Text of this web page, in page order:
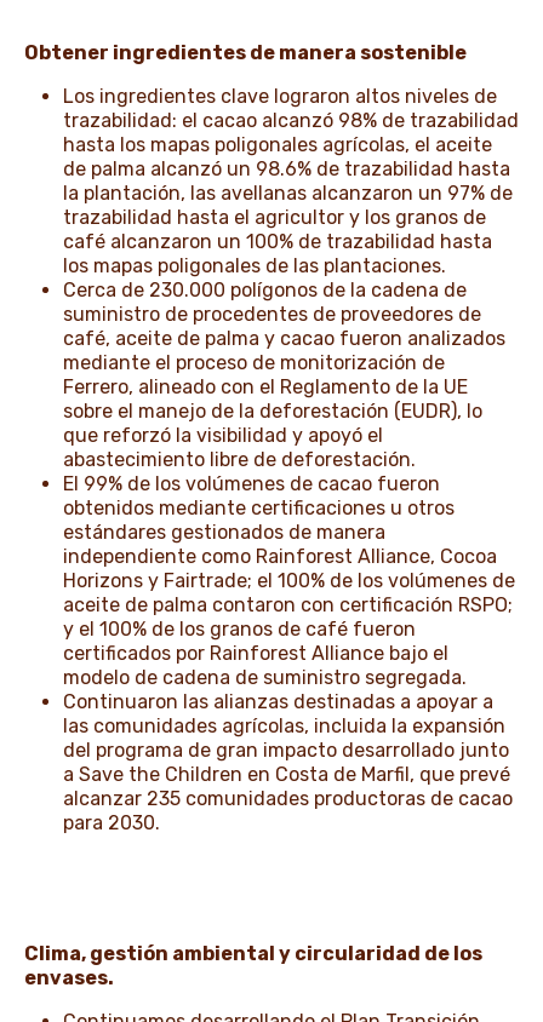
Obtener ingredientes de manera sostenible
Los ingredientes clave lograron altos niveles de
trazabilidad: el cacao alcanzó 98% de trazabilidad
hasta los mapas poligonales agrícolas, el aceite
de palma alcanzó un 98.6% de trazabilidad hasta
la plantación, las avellanas alcanzaron un 97% de
trazabilidad hasta el agricultor y los granos de
café alcanzaron un 100% de trazabilidad hasta
los mapas poligonales de las plantaciones.
Cerca de 230.000 polígonos de la cadena de
suministro de procedentes de proveedores de
café, aceite de palma y cacao fueron analizados
mediante el proceso de monitorización de
Ferrero, alineado con el Reglamento de la UE
sobre el manejo de la deforestación (EUDR), lo
que reforzó la visibilidad y apoyó el
abastecimiento libre de deforestación.
El 99% de los volúmenes de cacao fueron
obtenidos mediante certificaciones u otros
estándares gestionados de manera
independiente como Rainforest Alliance, Cocoa
Horizons y Fairtrade; el 100% de los volúmenes de
aceite de palma contaron con certificación RSPO;
y el 100% de los granos de café fueron
certificados por Rainforest Alliance bajo el
modelo de cadena de suministro segregada.
Continuaron las alianzas destinadas a apoyar a
las comunidades agrícolas, incluida la expansión
del programa de gran impacto desarrollado junto
a Save the Children en Costa de Marfil, que prevé
alcanzar 235 comunidades productoras de cacao
para 2030.
Clima, gestión ambiental y circularidad de los
envases.